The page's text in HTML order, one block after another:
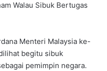
Walau Sibuk Bertugas
Menteri Malaysia ke-
begitu sibuk
pemimpin negara.